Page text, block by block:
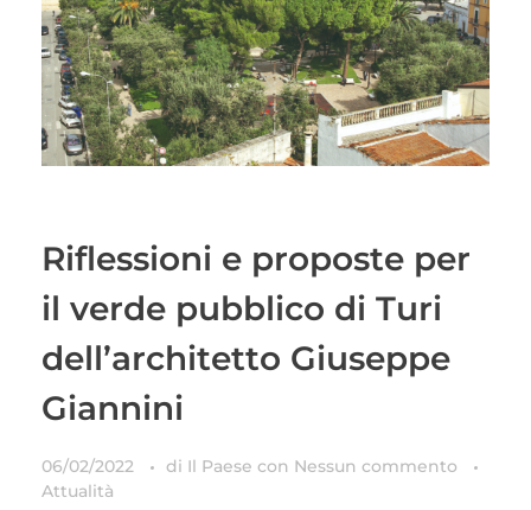
Riflessioni e proposte per
il verde pubblico di Turi
dell’architetto Giuseppe
Giannini
06/02/2022 di Il Paese con Nessun commento
Attualità